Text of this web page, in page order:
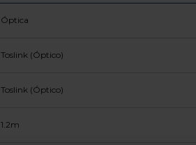
Óptica
Toslink (Óptico)
Toslink (Óptico)
1.2m